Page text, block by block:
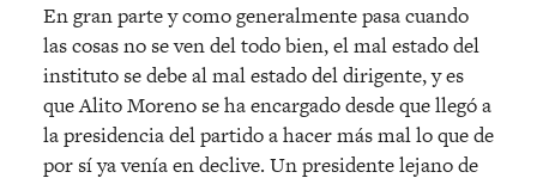
En gran parte y como generalmente pasa cuando
las cosas no se ven del todo bien, el mal estado del
instituto se debe al mal estado del dirigente, y es
que Alito Moreno se ha encargado desde que llegó a
la presidencia del partido a hacer más mal lo que de
por sí ya venía en declive. Un presidente lejano de